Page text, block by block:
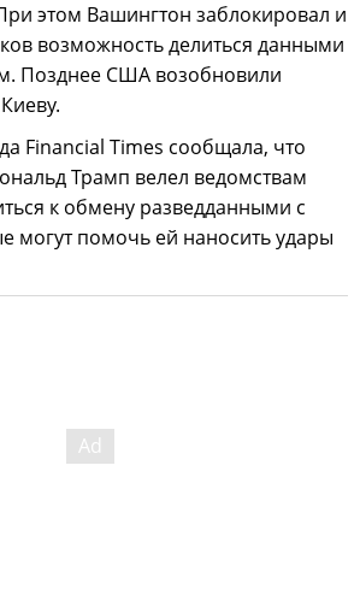
этом Вашингтон заблокировал и
возможность делиться данными
Позднее США возобновили
Financial Times сообщала, что
Трамп велел ведомствам
к обмену разведданными с
могут помочь ей наносить удары